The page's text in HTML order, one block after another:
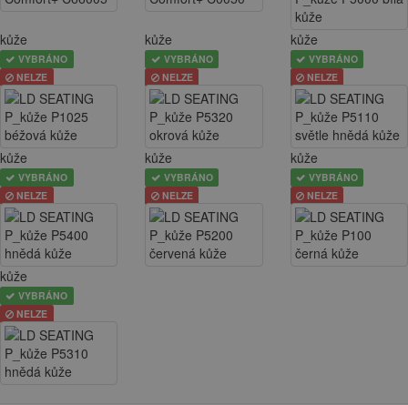
kůže
VYBRÁNO
NELZE
kůže
VYBRÁNO
NELZE
kůže
VYBRÁNO
NELZE
kůže
VYBRÁNO
NELZE
kůže
VYBRÁNO
NELZE
kůže
VYBRÁNO
NELZE
kůže
VYBRÁNO
NELZE